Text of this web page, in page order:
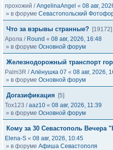
прохожий /AngelinaAngel « 08 авг,
» в форуме Севастопольский
Что за взрывы странные? [19172]
Арола / Round « 08 авг, 2026, 16:48
» в форуме Основной форум
Железнодорожный транспорт
Palm3R /Алёнушка 07 « 08 авг, 2026,
» в форуме Основной форум
Догазификация
[5]
Tox123 /aaz10 « 08 авг, 2026, 11:39
» в форуме Основной форум
Кому за 30 Севастополь Вечера
Elena-S « 08 авг, 2026, 10:45
» в форуме Афиша Севастополя